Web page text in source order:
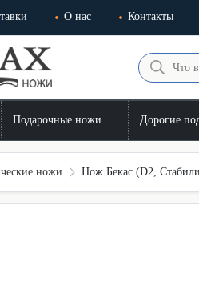
О нас Контакты
Подарочные ножи Дорогие
ножи Нож Бекас (D2,